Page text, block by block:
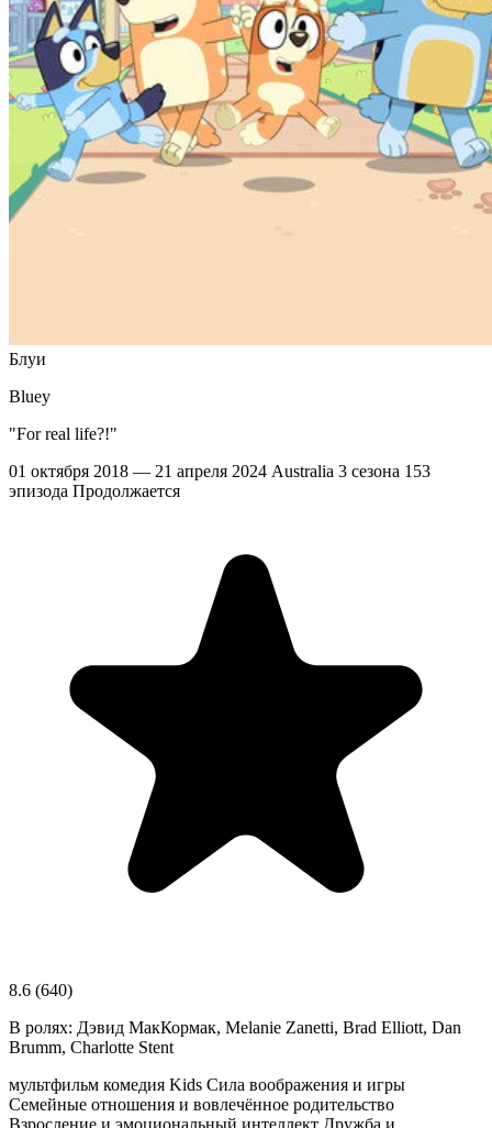
Блуи
Bluey
"For real life?!"
01 октября 2018 — 21 апреля 2024 Australia 3 сезона 153
эпизода Продолжается
8.6 (640)
В ролях: Дэвид МакКормак, Melanie Zanetti, Brad Elliott, Dan
Brumm, Charlotte Stent
мультфильм комедия Kids Сила воображения и игры
Семейные отношения и вовлечённое родительство